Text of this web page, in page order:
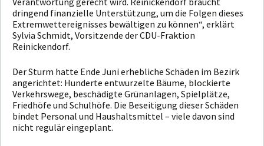
dringend finanzielle Unterstützung, um die Folgen dieses
Extremwettereignisses bewältigen zu können“, erklärt
Sylvia Schmidt, Vorsitzende der CDU-Fraktion
Reinickendorf.
Der Sturm hatte Ende Juni erhebliche Schäden im Bezirk
angerichtet: Hunderte entwurzelte Bäume, blockierte
Verkehrswege, beschädigte Grünanlagen, Spielplätze,
Friedhöfe und Schulhöfe. Die Beseitigung dieser Schäden
bindet Personal und Haushaltsmittel – viele davon sind
nicht regulär eingeplant.